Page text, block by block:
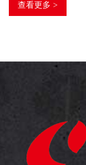
查看更多 >